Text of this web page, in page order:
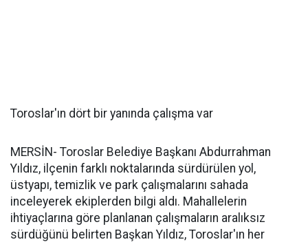
Toroslar'ın dört bir yanında çalışma var
MERSİN- Toroslar Belediye Başkanı Abdurrahman
Yıldız, ilçenin farklı noktalarında sürdürülen yol,
üstyapı, temizlik ve park çalışmalarını sahada
inceleyerek ekiplerden bilgi aldı. Mahallelerin
ihtiyaçlarına göre planlanan çalışmaların aralıksız
sürdüğünü belirten Başkan Yıldız, Toroslar'ın her